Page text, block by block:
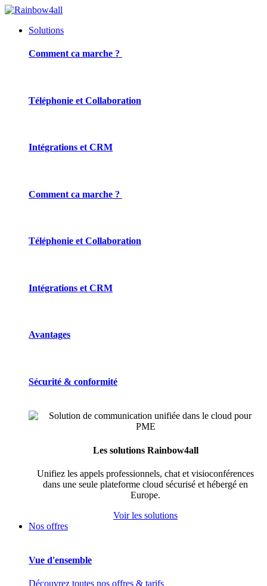
Solutions
Comment ca marche ?
Téléphonie et Collaboration
Intégrations et CRM
Comment ca marche ?
Téléphonie et Collaboration
Intégrations et CRM
Avantages
Sécurité & conformité
Les solutions Rainbow4all
Unifiez les appels professionnels, chat et visioconférences
dans une seule plateforme cloud sécurisé et hébergé en
Europe.
Voir les solutions
Nos offres
Vue d'ensemble
Découvrez toutes nos offres & tarifs